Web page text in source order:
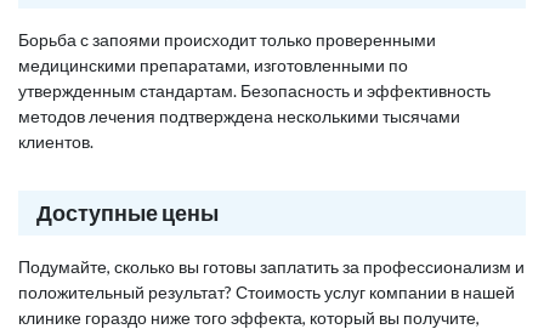
Борьба с запоями происходит только проверенными
медицинскими препаратами, изготовленными по
утвержденным стандартам. Безопасность и эффективность
методов лечения подтверждена несколькими тысячами
клиентов.
Доступные цены
Подумайте, сколько вы готовы заплатить за профессионализм и
положительный результат? Стоимость услуг компании в нашей
клинике гораздо ниже того эффекта, который вы получите,